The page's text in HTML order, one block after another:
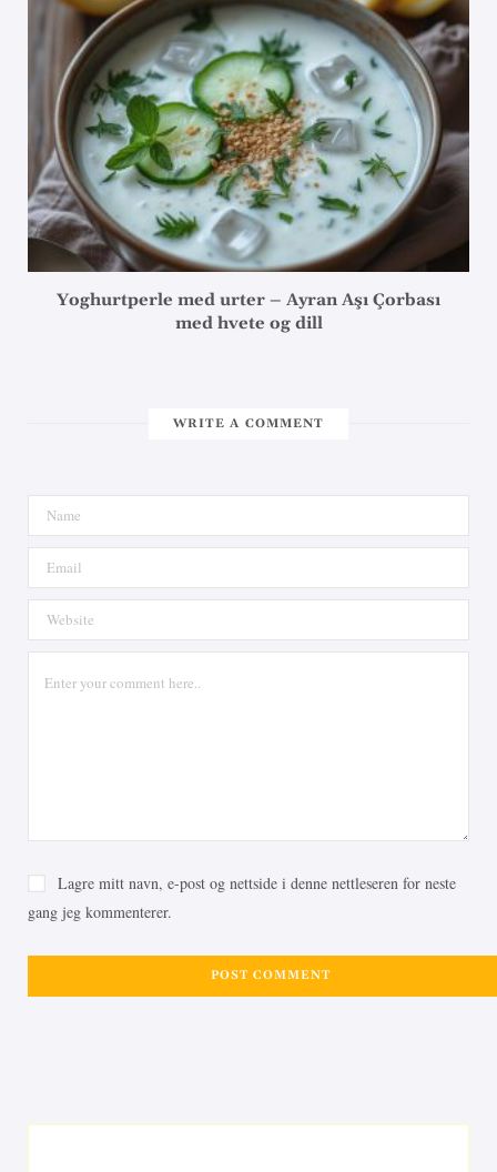
Yoghurtperle med urter – Ayran Aşı Çorbası
med hvete og dill
WRITE A COMMENT
Lagre mitt navn, e-post og nettside i denne nettleseren for neste
gang jeg kommenterer.